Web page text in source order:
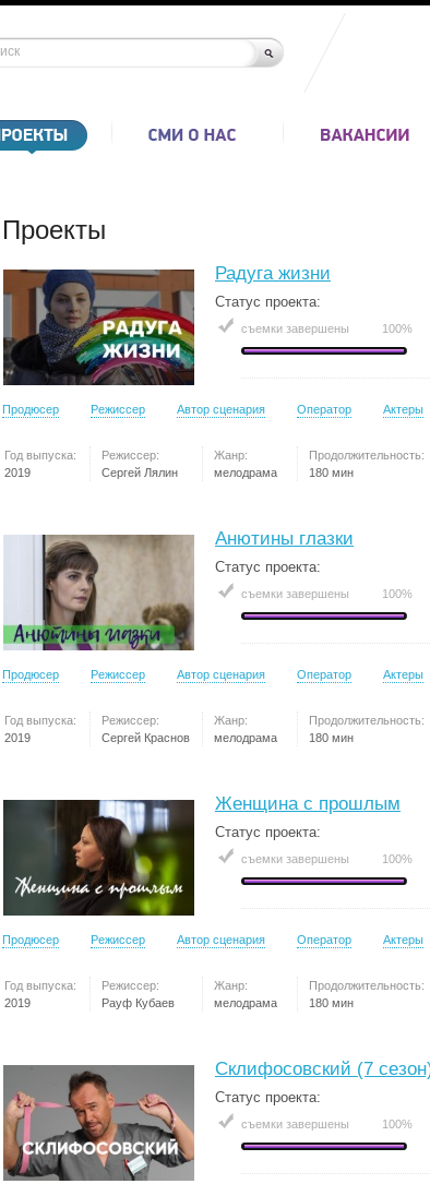
Проекты
Радуга жизни
Статус проекта:
съемки завершены 100%
Продюсер Режиссер Автор сценария Оператор Актеры
Год выпуска:
2019
Режиссер:
Сергей Лялин
Жанр:
мелодрама
Продолжительность:
180 мин
Анютины глазки
Статус проекта:
съемки завершены 100%
Продюсер Режиссер Автор сценария Оператор Актеры
Год выпуска:
2019
Режиссер:
Сергей Краснов
Жанр:
мелодрама
Продолжительность:
180 мин
Женщина с прошлым
Статус проекта:
съемки завершены 100%
Продюсер Режиссер Автор сценария Оператор Актеры
Год выпуска:
2019
Режиссер:
Рауф Кубаев
Жанр:
мелодрама
Продолжительность:
180 мин
Склифосовский (7
Статус проекта:
съемки завершены 100%